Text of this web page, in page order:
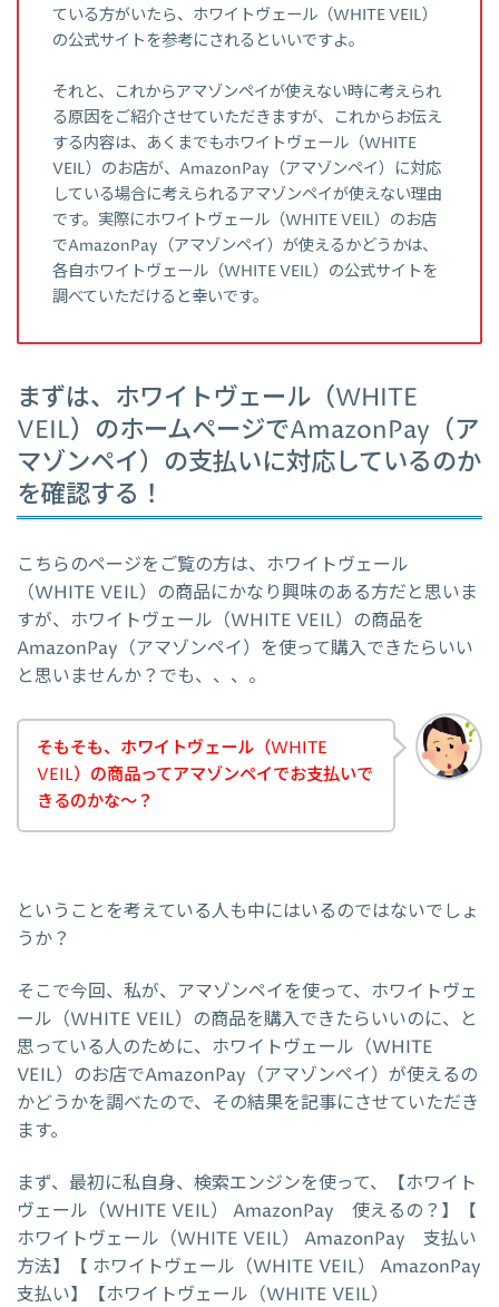
ている方がいたら、ホワイトヴェール（WHITE VEIL）
の公式サイトを参考にされるといいですよ。
それと、これからアマゾンペイが使えない時に考えられ
る原因をご紹介させていただきますが、これからお伝え
する内容は、あくまでもホワイトヴェール（WHITE
VEIL）のお店が、AmazonPay（アマゾンペイ）に対応
している場合に考えられるアマゾンペイが使えない理由
です。実際にホワイトヴェール（WHITE VEIL）のお店
でAmazonPay（アマゾンペイ）が使えるかどうかは、
各自ホワイトヴェール（WHITE VEIL）の公式サイトを
調べていただけると幸いです。
まずは、ホワイトヴェール（WHITE
VEIL）のホームページでAmazonPay（ア
マゾンペイ）の支払いに対応しているのか
を確認する！
こちらのページをご覧の方は、ホワイトヴェール
（WHITE VEIL）の商品にかなり興味のある方だと思いま
すが、ホワイトヴェール（WHITE VEIL）の商品を
AmazonPay（アマゾンペイ）を使って購入できたらいい
と思いませんか？でも、、、。
そもそも、ホワイトヴェール（WHITE
VEIL）の商品ってアマゾンペイでお支払いで
きるのかな～？
ということを考えている人も中にはいるのではないでしょ
うか？
そこで今回、私が、アマゾンペイを使って、ホワイトヴェ
ール（WHITE VEIL）の商品を購入できたらいいのに、と
思っている人のために、ホワイトヴェール（WHITE
VEIL）のお店でAmazonPay（アマゾンペイ）が使えるの
かどうかを調べたので、その結果を記事にさせていただき
ます。
まず、最初に私自身、検索エンジンを使って、【ホワイト
ヴェール（WHITE VEIL） AmazonPay 使えるの？】【
ホワイトヴェール（WHITE VEIL） AmazonPay 支払い
方法】【 ホワイトヴェール（WHITE VEIL） AmazonPay
支払い】【ホワイトヴェール（WHITE VEIL）